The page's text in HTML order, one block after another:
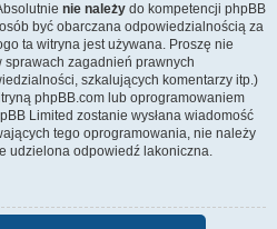
nie należy do kompetencji phpBB
być obarczana odpowiedzialnością za
ta witryna jest używana. Proszę nie
sprawach zagadnień prawnych
szkalujących komentarzy itp.)
phpBB.com lub oprogramowaniem
Limited zostanie wysłana wiadomość
tego oprogramowania, nie należy
udzielona odpowiedź lakoniczna.